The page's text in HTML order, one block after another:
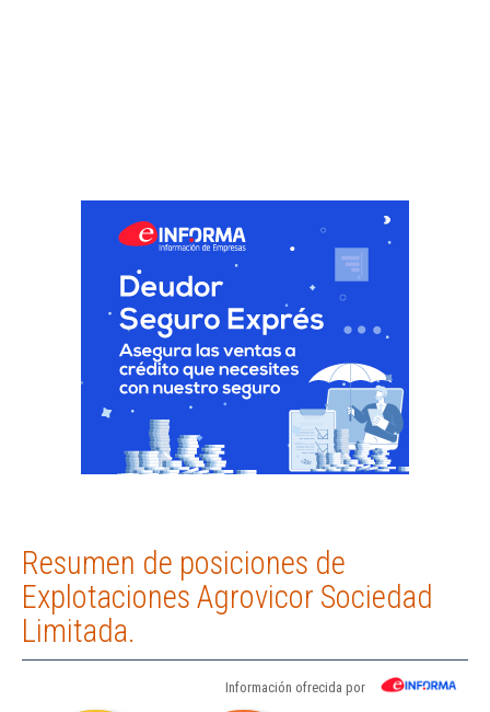
Resumen de posiciones de
Explotaciones Agrovicor Sociedad
Limitada.
Información ofrecida por